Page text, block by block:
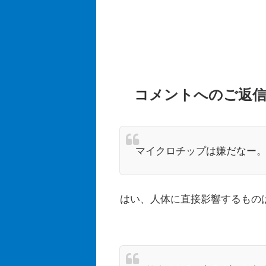
コメントへのご返信
マイクロチップは嫌だなー。
はい、人体に直接影響するもの